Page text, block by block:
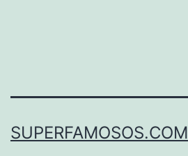
SUPERFAMOSOS.COM